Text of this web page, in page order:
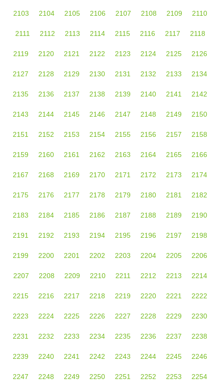
2103 2104 2105 2106 2107 2108 2109 2110
2111 2112 2113 2114 2115 2116 2117 2118
2119 2120 2121 2122 2123 2124 2125 2126
2127 2128 2129 2130 2131 2132 2133 2134
2135 2136 2137 2138 2139 2140 2141 2142
2143 2144 2145 2146 2147 2148 2149 2150
2151 2152 2153 2154 2155 2156 2157 2158
2159 2160 2161 2162 2163 2164 2165 2166
2167 2168 2169 2170 2171 2172 2173 2174
2175 2176 2177 2178 2179 2180 2181 2182
2183 2184 2185 2186 2187 2188 2189 2190
2191 2192 2193 2194 2195 2196 2197 2198
2199 2200 2201 2202 2203 2204 2205 2206
2207 2208 2209 2210 2211 2212 2213 2214
2215 2216 2217 2218 2219 2220 2221 2222
2223 2224 2225 2226 2227 2228 2229 2230
2231 2232 2233 2234 2235 2236 2237 2238
2239 2240 2241 2242 2243 2244 2245 2246
2247 2248 2249 2250 2251 2252 2253 2254